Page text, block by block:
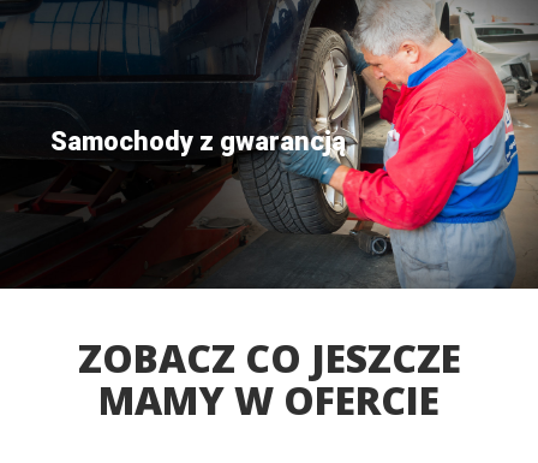
Samochody z gwarancją
ZOBACZ CO JESZCZE
MAMY W OFERCIE